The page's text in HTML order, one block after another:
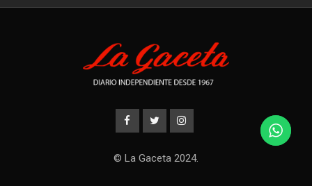
© La Gaceta 2024.